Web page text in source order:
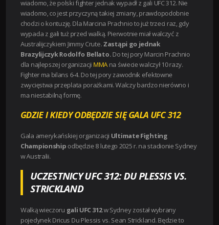
wiadomo, że polski fighter jednak wypadł z gali UFC 312. Nie
wiadomo, co jest przyczyną takiej zmiany, prawdopodobnie
chodzi o kontuzję. Dla Marcina Prachnio to już trzeci raz, gdy
wypada z gali tuż przed walką. Pierwotnie miał walczyć z
Australijczykiem Jimmy Crute. Zastąpi go jednak
Brazylijczyk Rodolfo Bellato. Do tej pory Marcin Prachnio
dla najlepszej organizacji MMA na świecie walczył 10 razy.
Fighter ma bilans 6-4. Do tej pory zawodnik efektowne
zwycięstwa przeplata porażkami. Walczy bardzo nierówno i
ma niestabilną formę.
GDZIE I KIEDY ODBĘDZIE SIĘ GALA UFC 312
Gala amerykańskiej organizacji Ultimate Fighting
Championship odbędzie 8 lutego 2025 r. na stadionie Sydney
w Australii.
UCZESTNICY UFC 312: DU PLESSIS VS.
STRICKLAND
Walką wieczoru gali UFC 312w Sydney został wybrany
pojedynek Dricus Du Plessis vs. Sean Strickland. Będzie to